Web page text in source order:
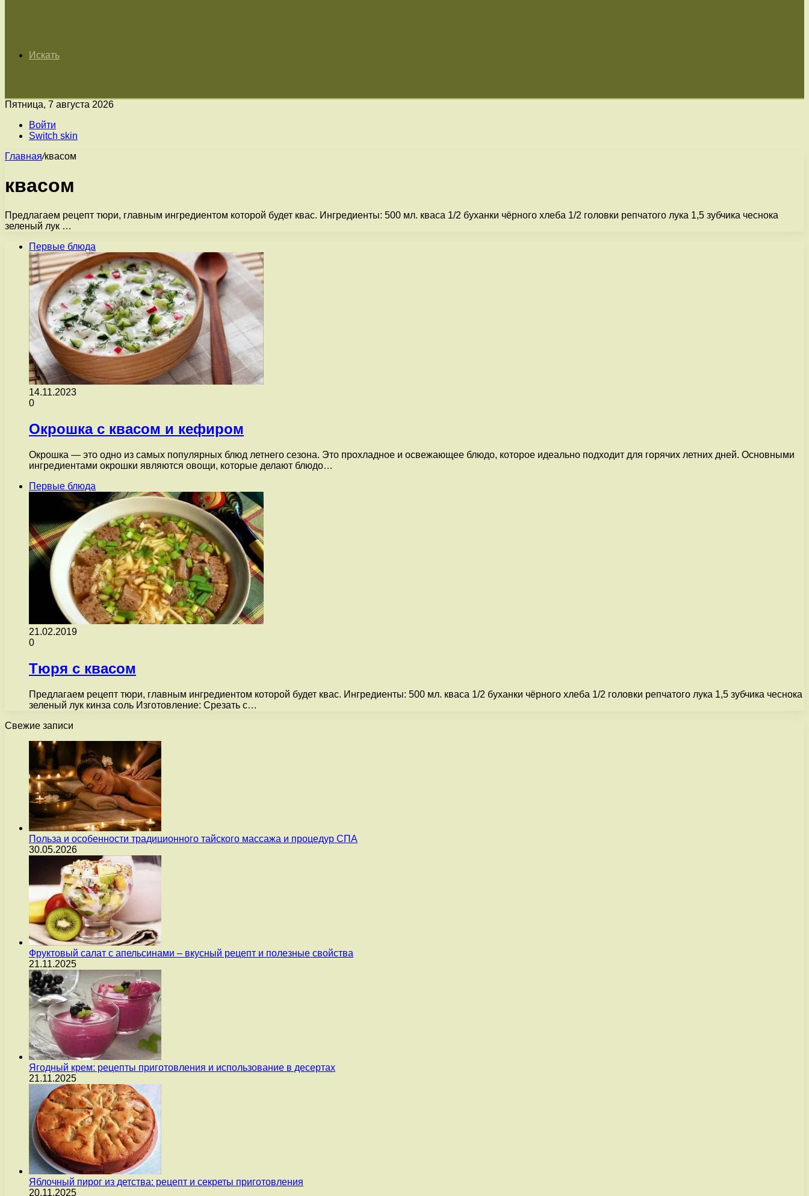
Искать
Пятница, 7 августа 2026
Войти
Switch skin
Главная/квасом
квасом
Предлагаем рецепт тюри, главным ингредиентом которой будет квас. Ингредиенты: 500 мл. кваса 1/2 буханки чёрного хлеба 1/2 головки репчатого лука 1,5 зубчика чеснока
зеленый лук …
Первые блюда
14.11.2023
0
Окрошка с квасом и кефиром
Окрошка — это одно из самых популярных блюд летнего сезона. Это прохладное и освежающее блюдо, которое идеально подходит для горячих летних дней. Основными
ингредиентами окрошки являются овощи, которые делают блюдо…
Первые блюда
21.02.2019
0
Тюря с квасом
Предлагаем рецепт тюри, главным ингредиентом которой будет квас. Ингредиенты: 500 мл. кваса 1/2 буханки чёрного хлеба 1/2 головки репчатого лука 1,5 зубчика чеснока
зеленый лук кинза соль Изготовление: Срезать с…
Свежие записи
Польза и особенности традиционного тайского массажа и процедур СПА
30.05.2026
Фруктовый салат с апельсинами – вкусный рецепт и полезные свойства
21.11.2025
Ягодный крем: рецепты приготовления и использование в десертах
21.11.2025
Яблочный пирог из детства: рецепт и секреты приготовления
20.11.2025